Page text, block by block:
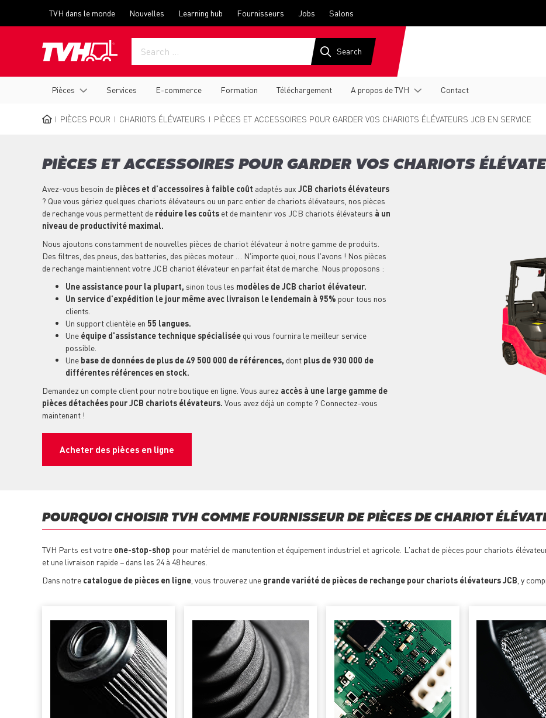
menu
TVH dans le monde Nouvelles Learning hub Fournisseurs Jobs Salons
navigation
Pièces Services E-commerce Formation Téléchargement A propos de TVH Contact
PIÈCES POUR CHARIOTS ÉLÉVATEURS PIÈCES ET ACCESSOIRES POUR GARDER VOS CHARIOTS ÉLÉVATEURS JCB EN SERVICE
PIÈCES ET ACCESSOIRES POUR GARDER VOS CHARIOTS
Avez-vous besoin de pièces et d'accessoires à faible coût adaptés aux JCB chariots élévateurs
? Que vous gériez quelques chariots élévateurs ou un parc entier de chariots élévateurs, nos pièces
de rechange vous permettent de réduire les coûts et de maintenir vos JCB chariots élévateurs à un
niveau de productivité maximal.
Nous ajoutons constamment de nouvelles pièces de chariot élévateur à notre gamme de produits.
Des filtres, des pneus, des batteries, des pièces moteur … N'importe quoi, nous l'avons ! Nos pièces
de rechange maintiennent votre JCB chariot élévateur en parfait état de marche. Nous proposons :
Une assistance pour la plupart, sinon tous les modèles de JCB chariot élévateur.
Un service d'expédition le jour même avec livraison le lendemain à 95% pour tous nos
clients.
Un support clientèle en 55 langues.
Une équipe d'assistance technique spécialisée qui vous fournira le meilleur service
possible.
Une base de données de plus de 49 500 000 de références, dont plus de 930 000 de
différentes références en stock.
Demandez un compte client pour notre boutique en ligne. Vous aurez accès à une large gamme de
pièces détachées pour JCB chariots élévateurs. Vous avez déjà un compte ? Connectez-vous
maintenant !
Acheter des pièces en ligne
POURQUOI CHOISIR TVH COMME FOURNISSEUR DE PIÈCES DE CHARIOT
TVH Parts est votre one-stop-shop pour matériel de manutention et équipement industriel et agricole. L'achat de pièces pour chariots
et une livraison rapide − dans les 24 à 48 heures.
Dans notre catalogue de pièces en ligne , vous trouverez une grande variété de pièces de rechange pour chariots élévateurs JCB , y